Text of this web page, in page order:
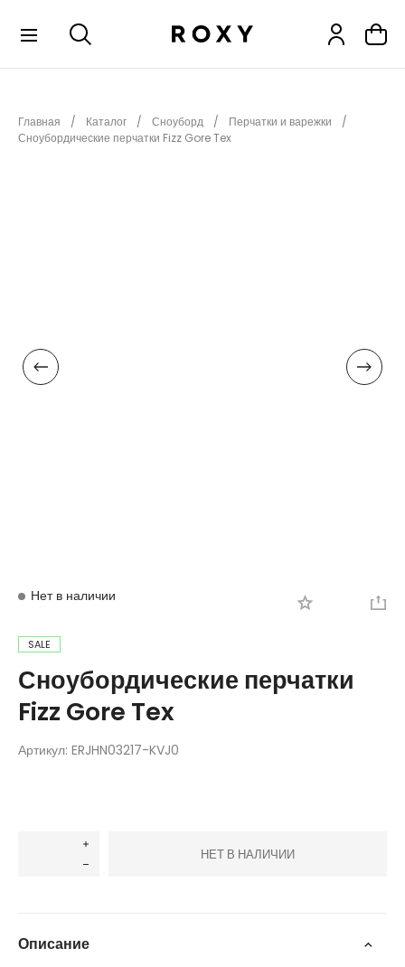
НОВИНКИ
АКСЕССУАРЫ
Главная Каталог Сноуборд
Перчатки и варежки
Сноубордические перчатки Fizz Gore Tex
Нет в наличии
SALE
Сноубордические перчатки
Fizz Gore Tex
Артикул: ERJHN03217-KVJ0
НЕТ В НАЛИЧИИ
Описание